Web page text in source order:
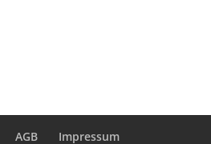
AGB Impressum